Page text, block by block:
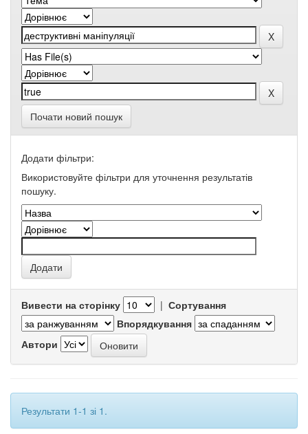
Почати новий пошук
Додати фільтри:
Використовуйте фільтри для уточнення результатів
пошуку.
Вивести на сторінку | Сортування
Впорядкування
Автори
Результати 1-1 зі 1.